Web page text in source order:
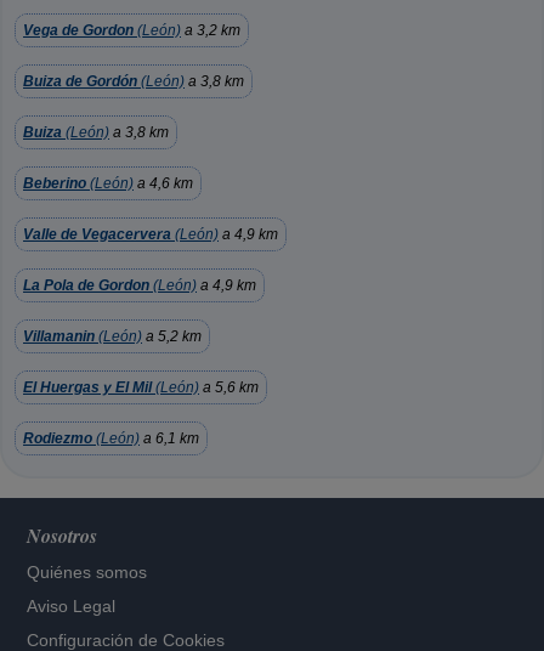
Vega de Gordon (León) a 3,2 km
Buiza de Gordón (León) a 3,8 km
Buiza (León) a 3,8 km
Beberino (León) a 4,6 km
Valle de Vegacervera (León) a 4,9 km
La Pola de Gordon (León) a 4,9 km
Villamanin (León) a 5,2 km
El Huergas y El Mil(León) a 5,6 km
Rodiezmo (León) a 6,1 km
Nosotros
Quiénes somos
Aviso Legal
Configuración de Cookies